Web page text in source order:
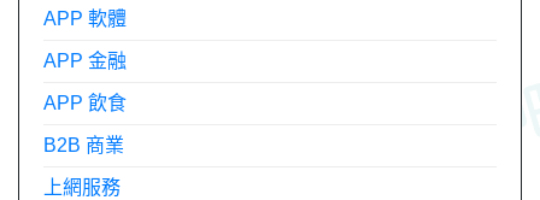
APP 軟體
APP 金融
APP 飲食
B2B 商業
上網服務